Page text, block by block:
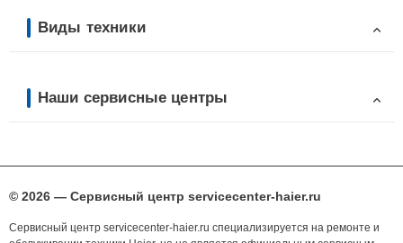
Виды техники
Наши сервисные центры
© 2026 — Сервисный центр servicecenter-haier.ru
Сервисный центр servicecenter-haier.ru специализируется на ремонте и